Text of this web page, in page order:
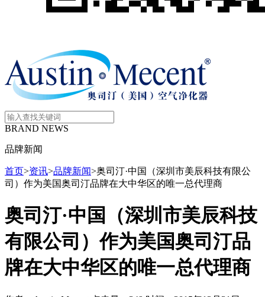
BRAND NEWS
品牌新闻
首页>资讯>品牌新闻>奥司汀·中国（深圳市美辰科技有限公
司）作为美国奥司汀品牌在大中华区的唯一总代理商
奥司汀·中国（深圳市美辰科技
有限公司）作为美国奥司汀品
牌在大中华区的唯一总代理商